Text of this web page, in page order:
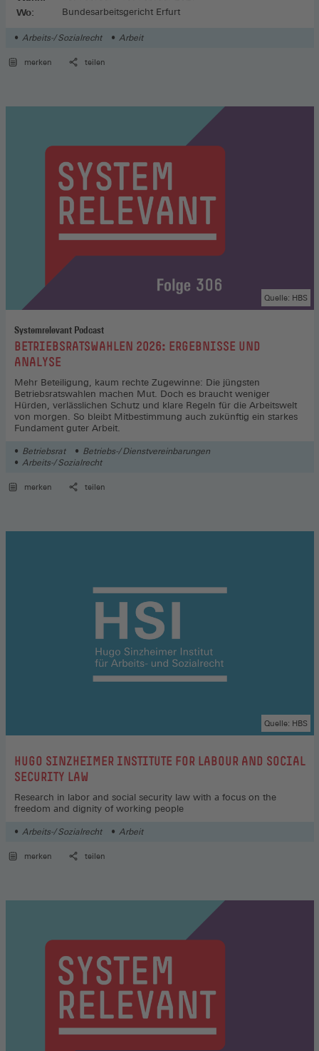
Wo: Bundesarbeitsgericht Erfurt
Arbeits-/ Sozialrecht Arbeit
merken teilen
Systemrelevant Podcast
:BETRIEBSRATSWAHLEN 2026: ERGEBNISSE UND
ANALYSE
Quelle: HBS
Mehr Beteiligung, kaum rechte Zugewinne: Die jüngsten
Betriebsratswahlen machen Mut. Doch es braucht weniger
Hürden, verlässlichen Schutz und klare Regeln für die Arbeitswelt
von morgen. So bleibt Mitbestimmung auch zukünftig ein starkes
Fundament guter Arbeit.
Betriebsrat
Betriebs-/ Dienstvereinbarungen
Arbeits-/ Sozialrecht
merken teilen
:HUGO SINZHEIMER INSTITUTE FOR LABOUR AND SOCIAL
SECURITY LAW
Quelle: HBS
Research in labor and social security law with a focus on the
freedom and dignity of working people
Arbeits-/ Sozialrecht Arbeit
merken teilen